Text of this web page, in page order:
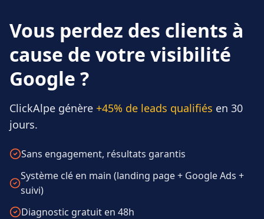
Vous perdez des clients à
cause de votre visibilité
Google ?
ClickAlpe génère +45% de leads qualifiés en 30
jours.
Sans engagement, résultats garantis
Système clé en main (landing page + Google Ads +
suivi)
Diagnostic gratuit en 48h